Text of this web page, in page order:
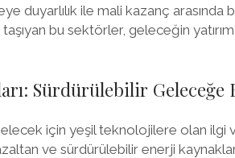
duyarlılık ile mali kazanç arasında
bu sektörler, geleceğin
Sürdürülebilir Geleceğe
için yeşil teknolojilere olan ilgi
ve sürdürülebilir enerji